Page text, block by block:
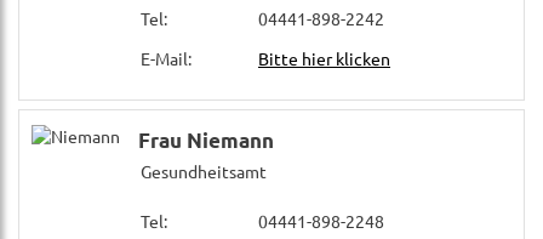
Tel:
04441-898-2242
E-Mail:
Bitte hier klicken
Frau Niemann
Gesundheitsamt
Tel: 04441-898-2248